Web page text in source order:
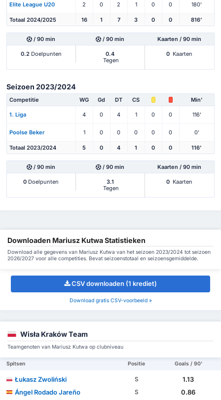
Elite League U20 2 0 2 1 0 0 180'
Totaal 2024/2025 16 1 7 3 0 0 816'
/ 90 min / 90 min Kaarten / 90 min
0.2 Doelpunten
0.4
Tegen
0 Kaarten
Seizoen 2023/2024
Competitie WG Gd DT CS Min'
1. Liga 4 0 4 1 0 0 116'
Poolse Beker 1 0 0 0 0 0 0'
Totaal 2023/2024 5 0 4 1 0 0 116'
/ 90 min / 90 min Kaarten / 90 min
0 Doelpunten
3.1
Tegen
0 Kaarten
Downloaden Mariusz Kutwa Statistieken
Download alle gegevens van Mariusz Kutwa van het seizoen 2023/2024 tot seizoen
2026/2027 voor alle competities. Bevat seizoenstotaal en seizoensgemiddelde.
CSV downloaden (1 krediet)
Download gratis CSV-voorbeeld »
Wisła Kraków Team
Teamgenoten van Mariusz Kutwa op clubniveau
Spitsen Positie Goals / 90'
Łukasz Zwoliński S
1.13
Ángel Rodado Jareño
S 0.86